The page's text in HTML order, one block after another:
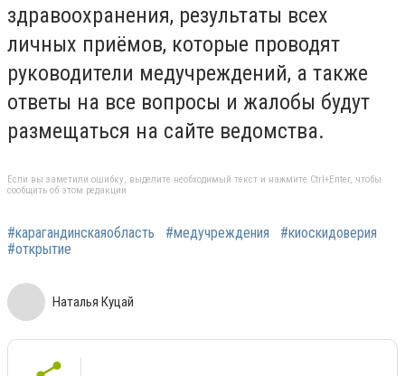
здравоохранения, результаты всех
личных приёмов, которые проводят
руководители медучреждений, а также
ответы на все вопросы и жалобы будут
размещаться на сайте ведомства.
Если вы заметили ошибку, выделите необходимый текст и нажмите Ctrl+Enter, чтобы
сообщить об этом редакции
#карагандинскаяобласть #медучреждения
#киоскидоверия
#открытие
Наталья Куцай